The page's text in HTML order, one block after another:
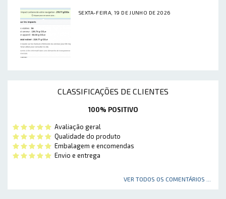
SEXTA-FEIRA, 19 DE JUNHO DE 2026
CLASSIFICAÇÕES DE CLIENTES
100% POSITIVO
Avaliação geral
Qualidade do produto
Embalagem e encomendas
Envio e entrega
VER TODOS OS COMENTÁRIOS ...